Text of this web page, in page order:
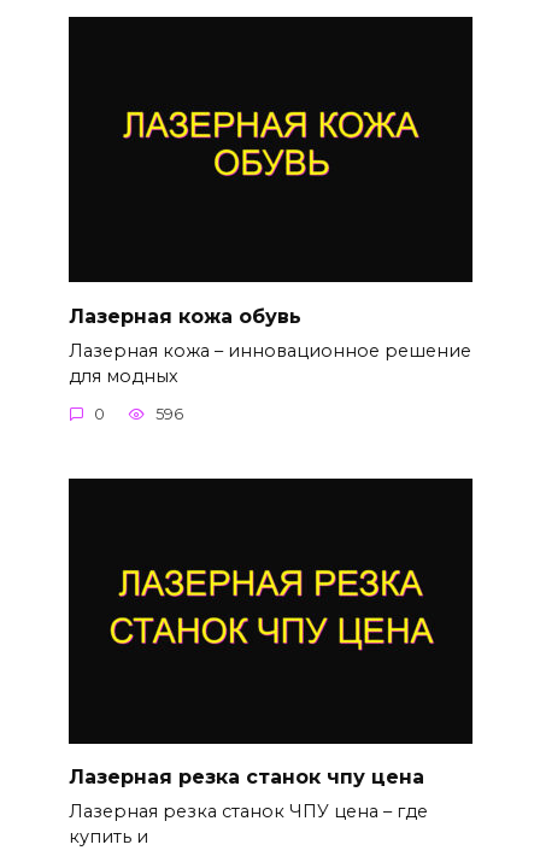
Лазерная кожа обувь
Лазерная кожа – инновационное решение
для модных
0 596
Лазерная резка станок чпу цена
Лазерная резка станок ЧПУ цена – где
купить и